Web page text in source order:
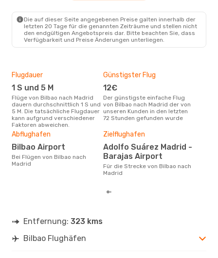
Die auf dieser Seite angegebenen Preise galten innerhalb der
letzten 20 Tage für die genannten Zeiträume und stellen nicht
den endgültigen Angebotspreis dar. Bitte beachten Sie, dass
Verfügbarkeit und Preise Änderungen unterliegen.
Flugdauer
1 S und 5 M
Flüge von Bilbao nach Madrid
dauern durchschnittlich 1 S und
5 M. Die tatsächliche Flugdauer
kann aufgrund verschiedener
Faktoren abweichen.
Günstigster Flug
12€
Der günstigste einfache Flug
von Bilbao nach Madrid der von
unseren Kunden in den letzten
72 Stunden gefunden wurde
Abflughafen
Bilbao Airport
Bei Flügen von Bilbao nach
Madrid
Zielflughafen
Adolfo Suárez Madrid -
Barajas Airport
Für die Strecke von Bilbao nach
Madrid
Entfernung: 323 kms
Bilbao Flughäfen